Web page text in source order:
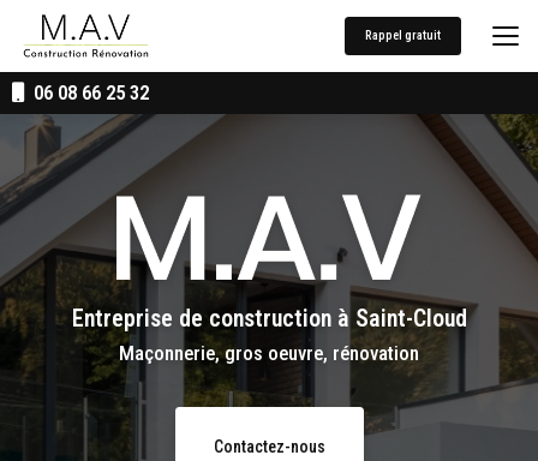
contenu
principal
06 08 66 25 32
Rappel gratuit
Entreprise de construction à Saint-Cloud
Maçonnerie, gros oeuvre, rénovation
Contactez-nous